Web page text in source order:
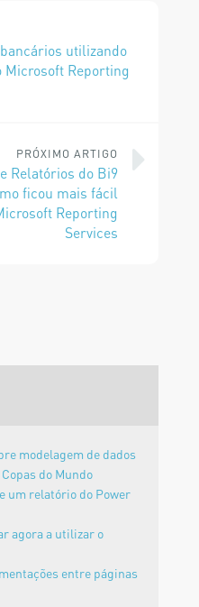
utilizando
Microsoft Reporting
PRÓXIMO ARTIGO
Relatórios do Bi9
ficou mais fácil
Reporting
Services
modelagem de dados
do Mundo
um relatório do Power
agora a utilizar o
entre páginas